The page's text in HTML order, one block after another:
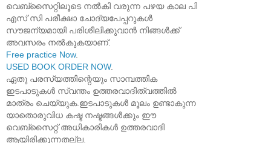
വെബ്സൈറ്റിലൂടെ നൽകി വരുന്ന പഴയ കാല പി
എസ് സി പരീക്ഷാ ചോദ്യപേപ്പറുകൾ
സൗജന്യമായി പരിശീലിക്കുവാൻ നിങ്ങൾക്ക്
അവസരം നൽകുകയാണ്.
Free practice Now.
USED BOOK ORDER NOW.
ഏതു പരസ്യത്തിന്റെയും സാമ്പത്തിക
ഇടപാടുകൾ സ്വന്തം ഉത്തരവാദിത്വത്തിൽ
മാത്രം ചെയ്യുക.ഇടപാടുകൾ മൂലം ഉണ്ടാകുന്ന
യാതൊരുവിധ കഷ്ട നഷ്ടങ്ങൾക്കും ഈ
വെബ്സൈറ്റ് അധികാരികൾ ഉത്തരവാദി
ആയിരിക്കുന്നതല്ല.